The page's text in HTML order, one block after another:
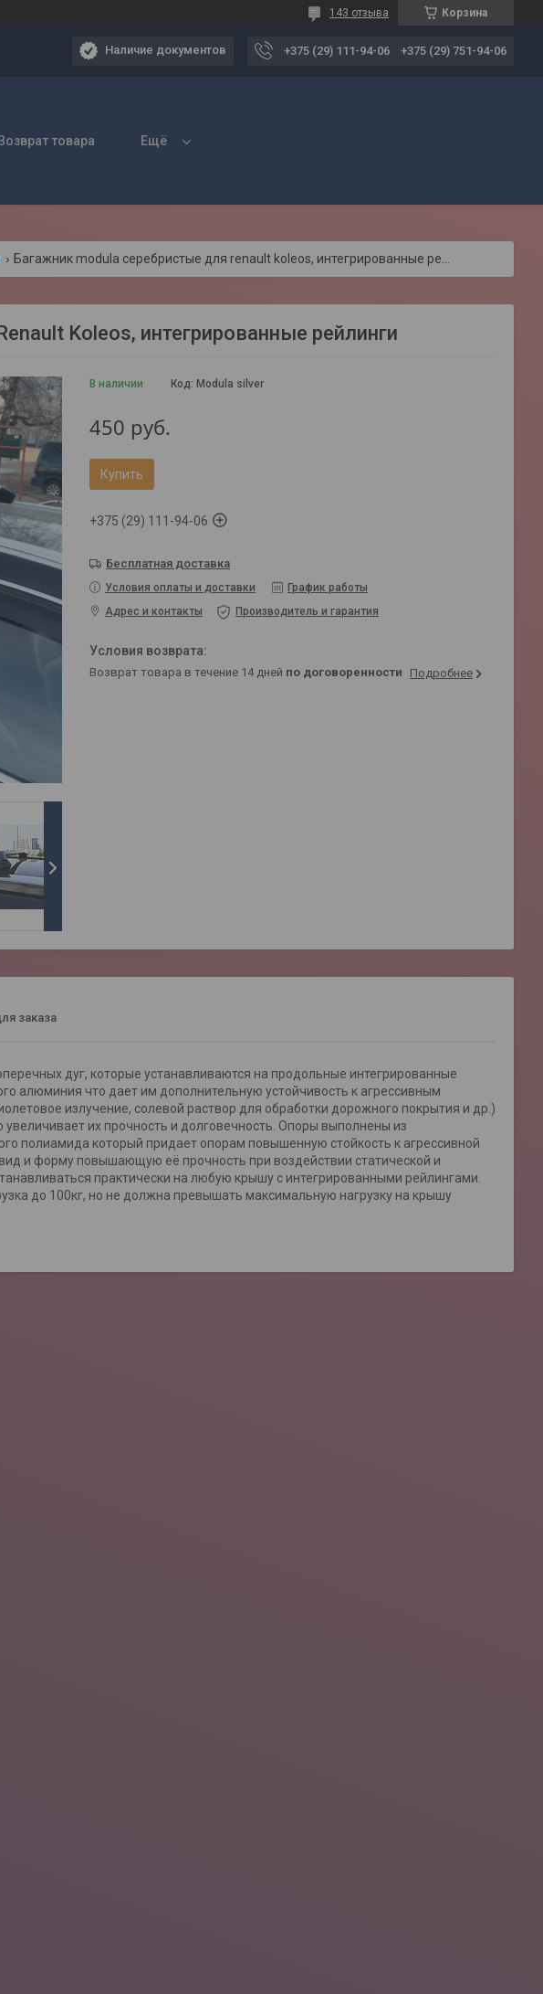
Корзина
143 отзыва
Наличие документов +375 (29) 111-94-06 +375 (29) 751-94-06
Возврат товара Ещё
Koleos, интегрированные рейлинги
В наличии Код: Modula silver
450 руб.
Купить
+375 (29) 111-94-06
Бесплатная доставка
Условия оплаты и доставки
График работы
Адрес и контакты
Производитель и гарантия
возврат товара в течение 14 дней по договоренности Подробнее
заказа
дуг, которые устанавливаются на продольные интегрированные
алюминия что дает им дополнительную устойчивость к агрессивным
излучение, солевой раствор для обработки дорожного покрытия и др.)
их прочность и долговечность. Опоры выполнены из
полиамида который придает опорам повышенную стойкость к агрессивной
и форму повышающую её прочность при воздействии статической и
практически на любую крышу с интегрированными рейлингами.
до 100кг, но не должна превышать максимальную нагрузку на крышу